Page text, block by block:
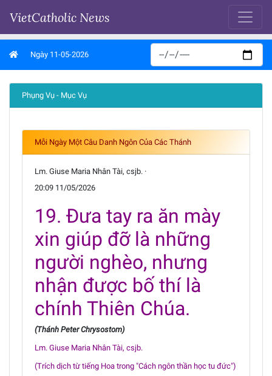
VietCatholic News
Ngày 11-05-2026
Phụng Vụ - Mục Vụ
Mỗi Ngày Một Câu Danh Ngôn Của Các Thánh
Lm. Giuse Maria Nhân Tài, csjb. ·
20:09 11/05/2026
19. Đưa tay ra ăn mày
xin giúp đỡ là những
người nghèo, nhưng
nhận được bố thí là
chính Thiên Chúa.
(Thánh Peter Chrysostom)
Lm. Giuse Maria Nhân Tài, csjb.
(Trích dịch từ tiếng Hoa trong "Cách ngôn thần học tu đức")